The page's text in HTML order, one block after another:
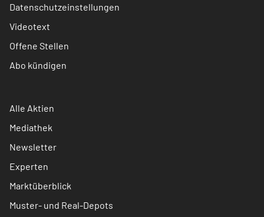
Datenschutzeinstellungen
Videotext
Offene Stellen
Abo kündigen
Alle Aktien
Mediathek
Newsletter
Experten
Marktüberblick
Muster- und Real-Depots